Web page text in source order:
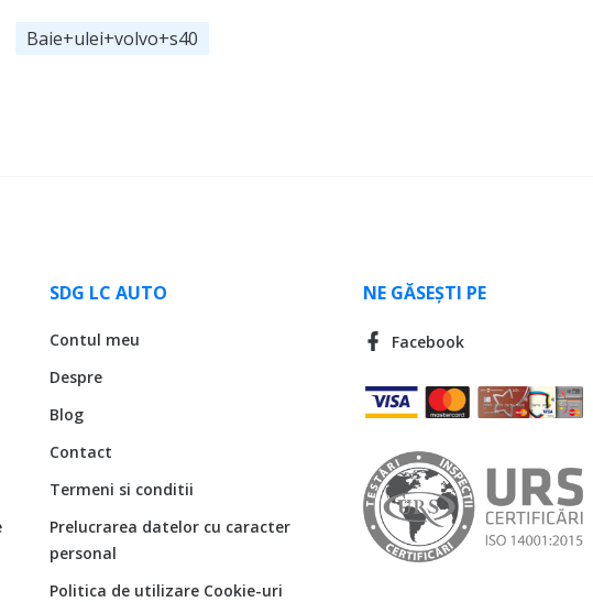
Baie+ulei+volvo+s40
SDG LC AUTO
Contul meu
Despre
Blog
Contact
Termeni si conditii
Prelucrarea datelor cu caracter
personal
Politica de utilizare Cookie-uri
NE GĂSEȘTI PE
Facebook